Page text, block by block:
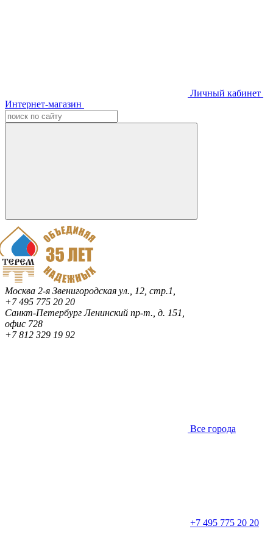
Личный кабинет
Интернет-магазин
Москва 2-я Звенигородская ул., 12, стр.1,
+7 495 775 20 20
Санкт-ПетербургЛенинский пр-т., д. 151,
офис 728
+7 812 329 19 92
Все города
+7 495 775 20 20